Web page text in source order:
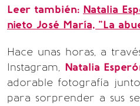
Leer también: Natalia
nieto José María, "La
Hace unas horas, a
Instagram, Natalia
adorable fotografía
para sorprender a sus